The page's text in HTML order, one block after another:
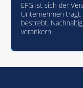
EFG ist sich der
Unternehmen
bestrebt,
verankern.